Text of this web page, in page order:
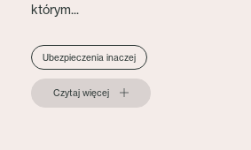
którym...
Ubezpieczenia inaczej
Czytaj więcej